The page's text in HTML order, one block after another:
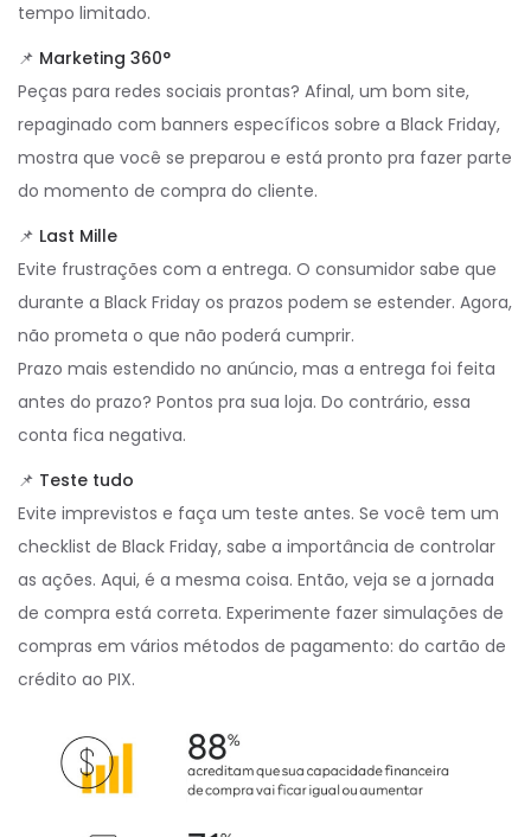
tempo limitado.
📌 Marketing 360°
Peças para redes sociais prontas? Afinal, um bom site,
repaginado com banners específicos sobre a Black Friday,
mostra que você se preparou e está pronto pra fazer parte
do momento de compra do cliente.
📌 Last Mille
Evite frustrações com a entrega. O consumidor sabe que
durante a Black Friday os prazos podem se estender. Agora,
não prometa o que não poderá cumprir.
Prazo mais estendido no anúncio, mas a entrega foi feita
antes do prazo? Pontos pra sua loja. Do contrário, essa
conta fica negativa.
📌 Teste tudo
Evite imprevistos e faça um teste antes. Se você tem um
checklist de Black Friday, sabe a importância de controlar
as ações. Aqui, é a mesma coisa. Então, veja se a jornada
de compra está correta. Experimente fazer simulações de
compras em vários métodos de pagamento: do cartão de
crédito ao PIX.